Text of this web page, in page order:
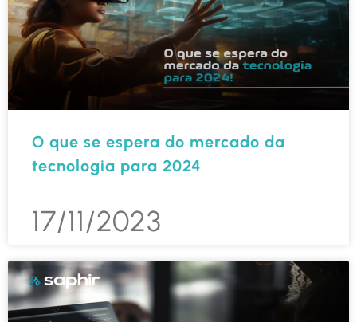
O que se espera do mercado da
tecnologia para 2024
17/11/2023